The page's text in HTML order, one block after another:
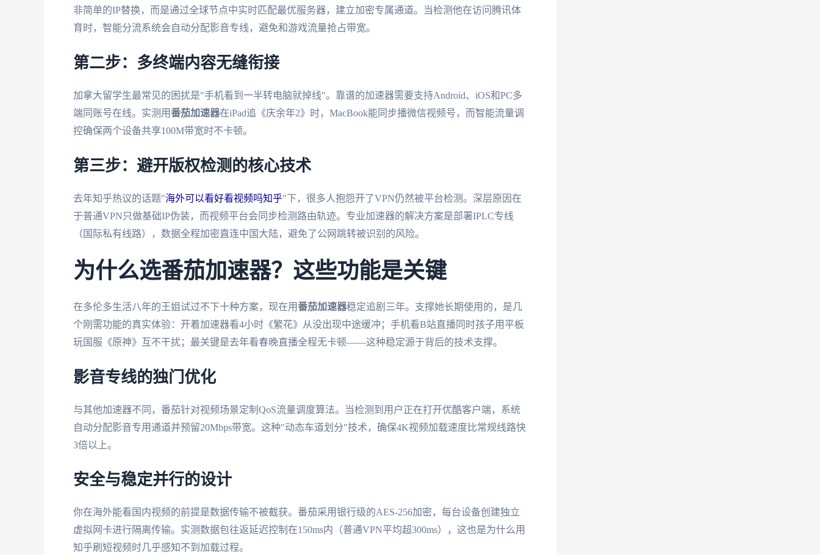
非简单的IP替换，而是通过全球节点中实时匹配最优服务器，建立加密专属通道。当检测他在访问腾讯体
育时，智能分流系统会自动分配影音专线，避免和游戏流量抢占带宽。
第二步：多终端内容无缝衔接
加拿大留学生最常见的困扰是"手机看到一半转电脑就掉线"。靠谱的加速器需要支持Android、iOS和PC多
端同账号在线。实测用番茄加速器在iPad追《庆余年2》时，MacBook能同步播微信视频号，而智能流量调
控确保两个设备共享100M带宽时不卡顿。
第三步：避开版权检测的核心技术
去年知乎热议的话题"海外可以看好看视频吗知乎"下，很多人抱怨开了VPN仍然被平台检测。深层原因在
于普通VPN只做基础IP伪装，而视频平台会同步检测路由轨迹。专业加速器的解决方案是部署IPLC专线
（国际私有线路），数据全程加密直连中国大陆，避免了公网跳转被识别的风险。
为什么选番茄加速器？这些功能是关键
在多伦多生活八年的王姐试过不下十种方案，现在用番茄加速器稳定追剧三年。支撑她长期使用的，是几
个刚需功能的真实体验：开着加速器看4小时《繁花》从没出现中途缓冲；手机看B站直播同时孩子用平板
玩国服《原神》互不干扰；最关键是去年看春晚直播全程无卡顿——这种稳定源于背后的技术支撑。
影音专线的独门优化
与其他加速器不同，番茄针对视频场景定制QoS流量调度算法。当检测到用户正在打开优酷客户端，系统
自动分配影音专用通道并预留20Mbps带宽。这种"动态车道划分"技术，确保4K视频加载速度比常规线路快
3倍以上。
安全与稳定并行的设计
你在海外能看国内视频的前提是数据传输不被截获。番茄采用银行级的AES-256加密，每台设备创建独立
虚拟网卡进行隔离传输。实测数据包往返延迟控制在150ms内（普通VPN平均超300ms），这也是为什么用
知乎刷短视频时几乎感知不到加载过程。